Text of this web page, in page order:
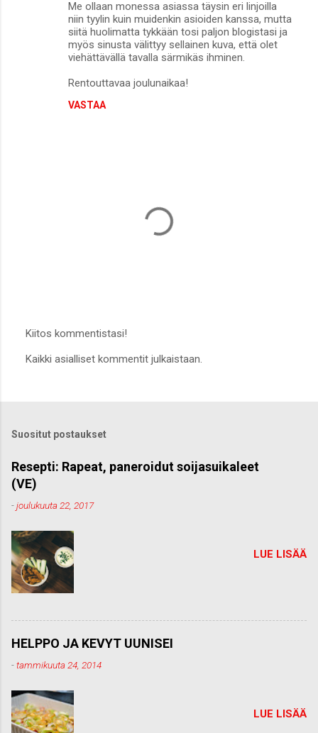
Me ollaan monessa asiassa täysin eri linjoilla
niin tyylin kuin muidenkin asioiden kanssa, mutta
siitä huolimatta tykkään tosi paljon blogistasi ja
myös sinusta välittyy sellainen kuva, että olet
viehättävällä tavalla särmikäs ihminen.
Rentouttavaa joulunaikaa!
VASTAA
ä
o
m
e
n
t
Kiitos kommentistasi!
Kaikki asialliset kommentit julkaistaan.
Suositut postaukset
Resepti: Rapeat, paneroidut soijasuikaleet
(VE)
-joulukuuta 22, 2017
LUE LISÄÄ
HELPPO JA KEVYT UUNISEI
-tammikuuta 24, 2014
LUE LISÄÄ